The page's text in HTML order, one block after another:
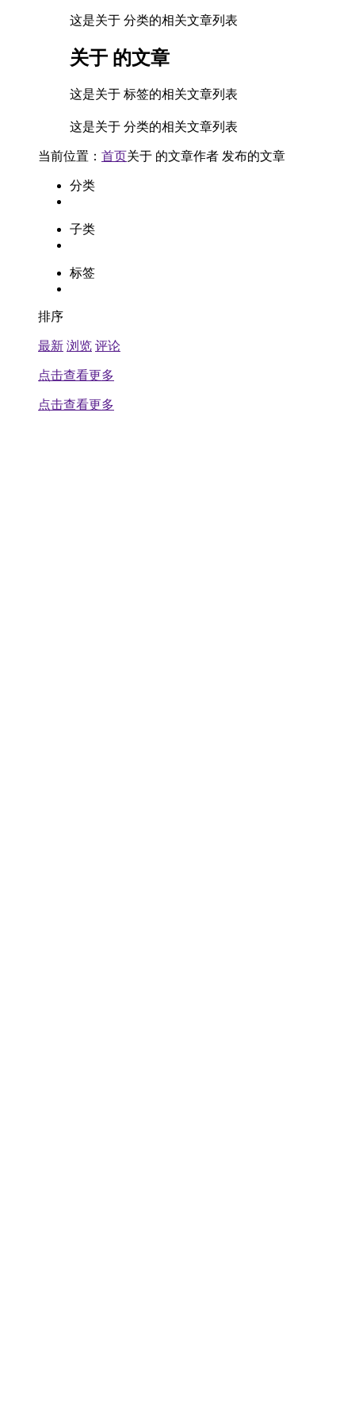
这是关于 分类的相关文章列表
关于 的文章
这是关于 标签的相关文章列表
这是关于 分类的相关文章列表
当前位置： 首页关于 的文章作者 发布的文章
分类
子类
标签
排序
最新 浏览 评论
点击查看更多
点击查看更多